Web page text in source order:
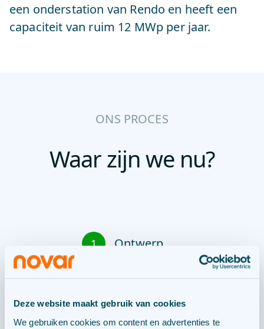
Deze website maakt gebruik van cookies
We gebruiken cookies om content en advertenties te
een onderstation van Rendo en heeft een
capaciteit van ruim 12 MWp per jaar.
ONS PROCES
Waar zijn we nu?
1 Ontwerp